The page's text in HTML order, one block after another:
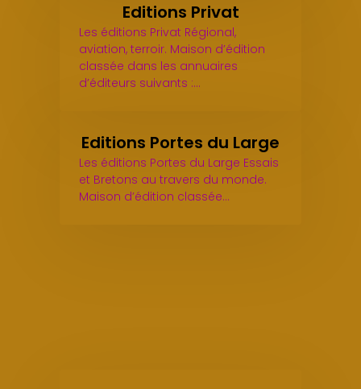
Editions Privat
Les éditions Privat Régional,
aviation, terroir. Maison d’édition
classée dans les annuaires
d’éditeurs suivants :…
Editions Portes du Large
Les éditions Portes du Large Essais
et Bretons au travers du monde.
Maison d’édition classée…